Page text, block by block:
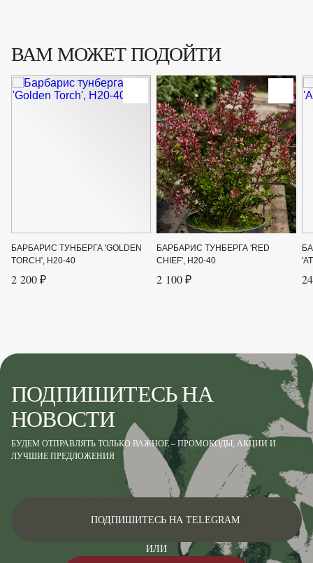
ВАМ МОЖЕТ ПОДОЙТИ
БАРБАРИС ТУНБЕРГА 'GOLDEN
TORCH', H20-40
2 200 ₽
БАРБАРИС ТУНБЕРГА 'RED
CHIEF', H20-40
2 100 ₽
ПОДПИШИТЕСЬ НА
НОВОСТИ
БУДЕМ ОТПРАВЛЯТЬ ТОЛЬКО ВАЖНОЕ – ПРОМОКОДЫ, АКЦИИ И
ЛУЧШИЕ ПРЕДЛОЖЕНИЯ
ПОДПИШИТЕСЬ НА TELEGRAM
ИЛИ